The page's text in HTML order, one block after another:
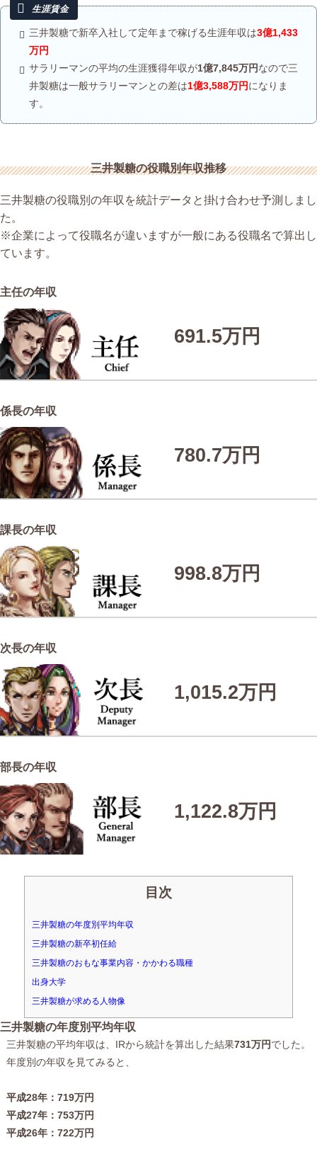
三井製糖で新卒入社して定年まで稼げる生涯年収は3億1,433
万円
サラリーマンの平均の生涯獲得年収が1億7,845万円なので三
井製糖は一般サラリーマンとの差は1億3,588万円になりま
す。
三井製糖の役職別年収推移
三井製糖の役職別の年収を統計データと掛け合わせ予測しまし
た。
※企業によって役職名が違いますが一般にある役職名で算出し
ています。
主任の年収
691.5万円
係長の年収
780.7万円
課長の年収
998.8万円
次長の年収
1,015.2万円
部長の年収
1,122.8万円
目次
三井製糖の年度別平均年収
三井製糖の新卒初任給
三井製糖のおもな事業内容・かかわる職種
出身大学
三井製糖が求める人物像
三井製糖の年度別平均年収
三井製糖の平均年収は、IRから統計を算出した結果731万円でした。
年度別の年収を見てみると、
平成28年：719万円
平成27年：753万円
平成26年：722万円